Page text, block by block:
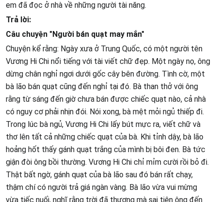
em đã đọc ở nhà về những người tài năng.
Trả lời:
Câu chuyện "Người bán quạt may mắn"
Chuyện kể rằng: Ngày xưa ở Trung Quốc, có một người tên
Vương Hi Chi nổi tiếng với tài viết chữ đẹp. Một ngày nọ, ông
dừng chân nghỉ ngơi dưới gốc cây bên đường. Tình cờ, một
bà lão bán quạt cũng đến nghỉ tại đó. Bà than thở với ông
rằng từ sáng đến giờ chưa bán được chiếc quạt nào, cả nhà
có nguy cơ phải nhịn đói. Nói xong, bà mệt mỏi ngủ thiếp đi.
Trong lúc bà ngủ, Vương Hi Chi lấy bút mực ra, viết chữ và
thơ lên tất cả những chiếc quạt của bà. Khi tỉnh dậy, bà lão
hoảng hốt thấy gánh quạt trắng của mình bị bôi đen. Bà tức
giận đòi ông bồi thường. Vương Hi Chi chỉ mỉm cười rồi bỏ đi.
Thật bất ngờ, gánh quạt của bà lão sau đó bán rất chạy,
thậm chí có người trả giá ngàn vàng. Bà lão vừa vui mừng
vừa tiếc nuối, nghĩ rằng trời đã thương mà sai tiên ông đến